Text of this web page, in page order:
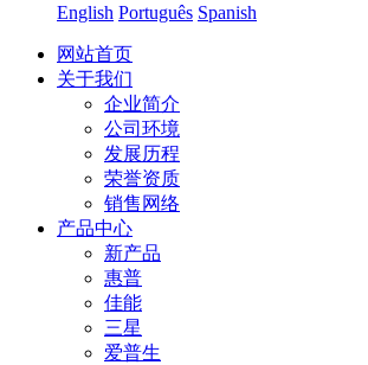
English Português Spanish
网站首页
关于我们
企业简介
公司环境
发展历程
荣誉资质
销售网络
产品中心
新产品
惠普
佳能
三星
爱普生